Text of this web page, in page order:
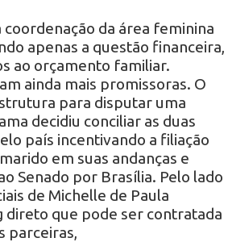
da área feminina
apenas a questão financeira,
ao orçamento familiar.
ainda mais promissoras. O
para disputar uma
decidiu conciliar as duas
país incentivando a filiação
em suas andanças e
Senado por Brasília. Pelo lado
de Michelle de Paula
direto que pode ser contratada
parceiras,